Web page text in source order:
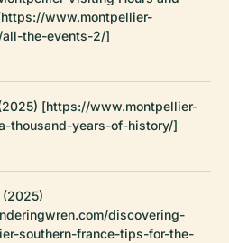
www.montpellier-
the-events-2/]
[https://www.montpellier-
thousand-years-of-history/]
discovering-
southern-france-tips-for-the-